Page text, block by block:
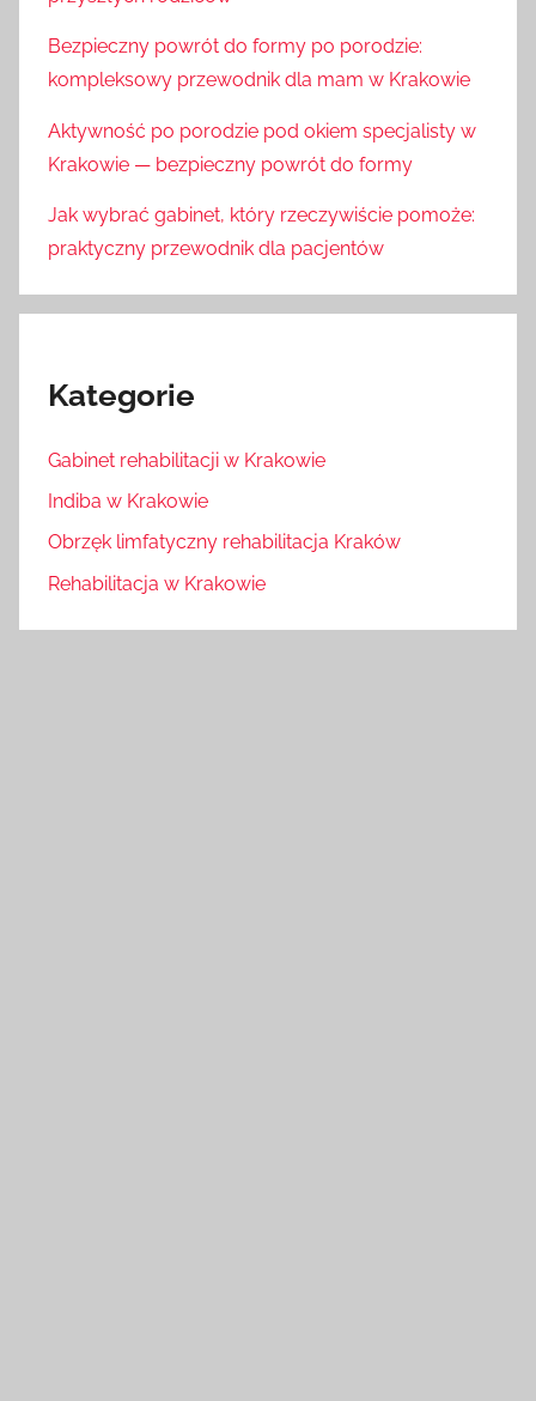
Bezpieczny powrót do formy po porodzie:
kompleksowy przewodnik dla mam w Krakowie
Aktywność po porodzie pod okiem specjalisty w
Krakowie — bezpieczny powrót do formy
Jak wybrać gabinet, który rzeczywiście pomoże:
praktyczny przewodnik dla pacjentów
Kategorie
Gabinet rehabilitacji w Krakowie
Indiba w Krakowie
Obrzęk limfatyczny rehabilitacja Kraków
Rehabilitacja w Krakowie